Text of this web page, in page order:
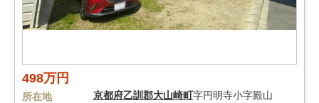
498万円
所在地 京都府乙訓郡大山崎町字円明寺小字殿山